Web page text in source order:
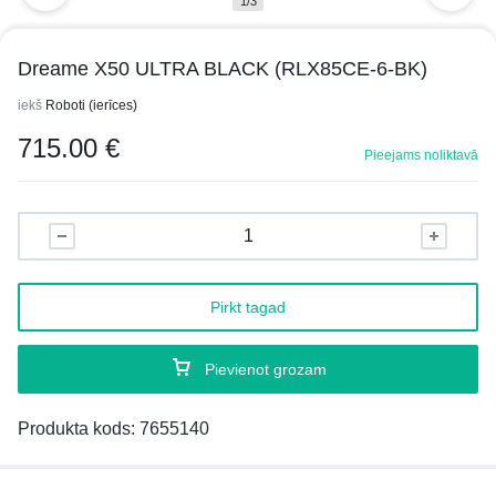
Dreame X50 ULTRA BLACK (RLX85CE-6-BK)
iekš Roboti (ierīces)
715.00 € Pieejams noliktavā
Pievienot grozam
Pirkt tagad
Produkta kods: 7655140